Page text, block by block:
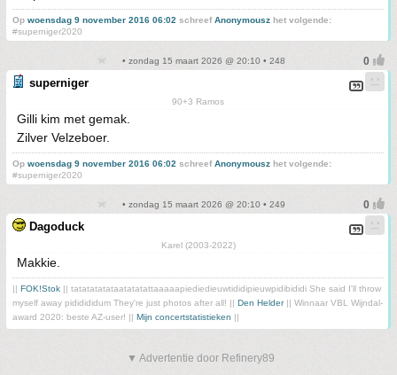
Op woensdag 9 november 2016 06:02 schreefAnonymousz het volgende:
#superniger2020
• zondag 15 maart 2026 @ 20:10 • 248
superniger
90+3 Ramos
Gilli kim met gemak.
Zilver Velzeboer.
Op woensdag 9 november 2016 06:02 schreefAnonymousz het volgende:
#superniger2020
• zondag 15 maart 2026 @ 20:10 • 249
Dagoduck
Karel (2003-2022)
Makkie.
FOK!Stok || tatatatatataatatatattaaaaapiediedieuwtididipieuwpidibididi She said I'll throw
myself away pididididum They're just photos after all! || Den Helder|| Winnaar VBL Wijndal-
award 2020: beste AZ-user! || Mijn concertstatistieken
▼ Advertentie door Refinery89